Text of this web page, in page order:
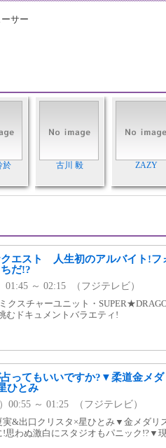
サー
於 古川 毅 ZAZY
エスト 人生初のアルバイト!フ
だ!?
01:45 ～ 02:15 （フジテレビ）
クスチャーユニット・
むドキュメントバラエティ!
ってもいいですか?▼柔道金メ
ひとみ
00:55 ～ 01:25 （フジテレビ）
実&出口クリスタ×星ひとみ▼金メダリ
!思わぬ激白にスタジオもパニック!?▼